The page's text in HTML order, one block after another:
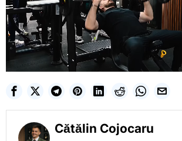
Cătălin Cojocaru